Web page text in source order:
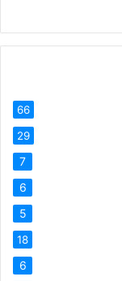
66
29
7
6
5
18
6